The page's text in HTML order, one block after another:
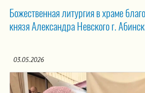
Божественная литургия в храме
князя Александра Невского г.
03.05.2026